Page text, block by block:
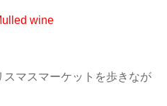
wine
マスマーケットを歩きなが